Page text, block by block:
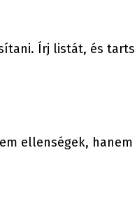
Írj listát, és tarts
ellenségek, hanem